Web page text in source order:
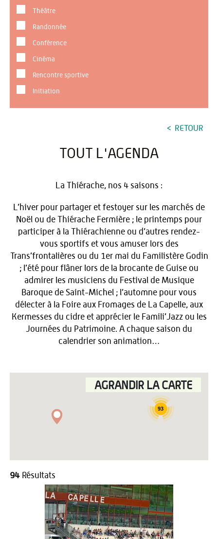
Théâtre
Randonnée
Conférence
Cinéma
Rencontre sportive
Initiation
RETOUR
TOUT L'AGENDA
La Thiérache, nos 4 saisons :
L’hiver pour partager et festoyer sur les marchés de
Noël ou de Thiérache Fermière ; le printemps pour
participer à la Thiérachienne ou d’autres rendez-
vous sportifs et vous amuser lors des
Trans’frontalières ou du 1er mai du Familistère Godin
; l’été pour flâner lors de la brocante de Guise ou
admirer les musiciens du Festival de Musique
Baroque de Saint-Michel ; l’automne pour vous
délecter à la Foire aux Fromages de La Capelle, aux
Kermesses du cidre et apprécier le Famili’Jazz ou les
Journées du Patrimoine. A chaque saison du
calendrier son animation…
93
AGRANDIR LA CARTE
94Résultats